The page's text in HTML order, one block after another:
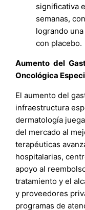
significativa
semanas,
logrando
con placebo.
Aumento del
Oncológica
El aumento del
infraestructura
dermatología
del mercado al
terapéuticas
hospitalarias,
apoyo al
tratamiento y el
y proveedores
programas de